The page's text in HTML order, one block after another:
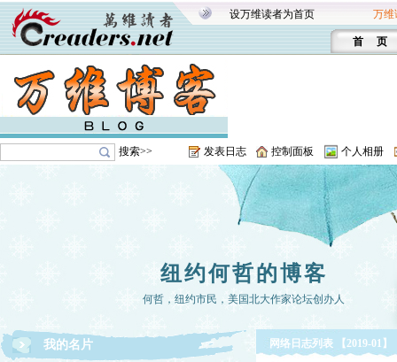
设万维读者为首页 万维
首 页
搜索>> 发表日志 控制面板 个人相册
纽约何哲的博客
何哲，纽约市民，美国北大作家论坛创办人
我的名片 网络日志列表 【2019-01】